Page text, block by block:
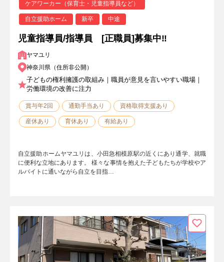
ケアワーカー（保育士・児童指導員など）
自立援助ホーム 新卒 中途
児童指導員/指導員 [正職員]募集中‼
ヤマユリ
神奈川県（住所非公開）
子どもの権利擁護の取組み｜職員が意見を言いやすい職場｜
労働環境の改善に注力
賞与年2回 通勤手当あり 資格取得支援あり
産休あり 育休あり 有給あり
自立援助ホームヤマユリは、小田急相模原駅の近くにあり通学、就職
に便利な立地にあります。 様々な事情を抱えた子どもたちが学校やア
ルバイトに通いながら自立を目指…